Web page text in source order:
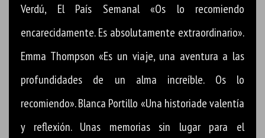
Verdú, El País Semanal «Os lo recomiendo
encarecidamente. Es absolutamente extraordinario».
Emma Thompson «Es un viaje, una aventura a las
profundidades de un alma increíble. Os lo
recomiendo». Blanca Portillo «Una historiade valentía
y reflexión. Unas memorias sin lugar para el